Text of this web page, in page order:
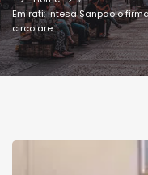
Emirati: Intesa Sanpaolo
circolare